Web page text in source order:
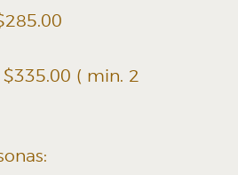
$335.00 ( min. 2